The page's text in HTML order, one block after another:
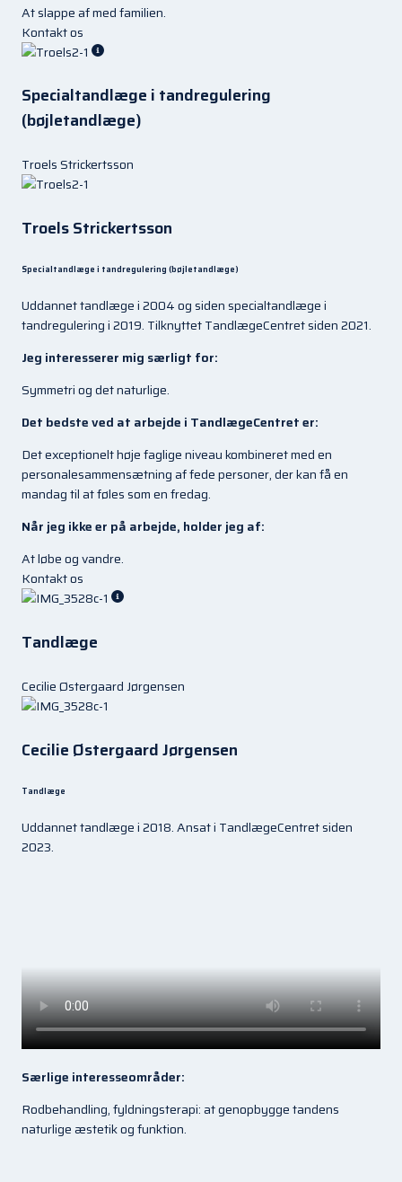
At slappe af med familien.
Kontakt os
Specialtandlæge i tandregulering
(bøjletandlæge)
Troels Strickertsson
Troels Strickertsson
Specialtandlæge i tandregulering (bøjletandlæge)
Uddannet tandlæge i 2004 og siden specialtandlæge i
tandregulering i 2019. Tilknyttet TandlægeCentret siden 2021.
Jeg interesserer mig særligt for:
Symmetri og det naturlige.
Det bedste ved at arbejde i TandlægeCentret er:
Det exceptionelt høje faglige niveau kombineret med en
personalesammensætning af fede personer, der kan få en
mandag til at føles som en fredag.
Når jeg ikke er på arbejde, holder jeg af:
At løbe og vandre.
Kontakt os
Tandlæge
Cecilie Østergaard Jørgensen
Cecilie Østergaard Jørgensen
Tandlæge
Uddannet tandlæge i 2018. Ansat i TandlægeCentret siden
2023.
Særlige interesseområder:
Rodbehandling, fyldningsterapi: at genopbygge tandens
naturlige æstetik og funktion.